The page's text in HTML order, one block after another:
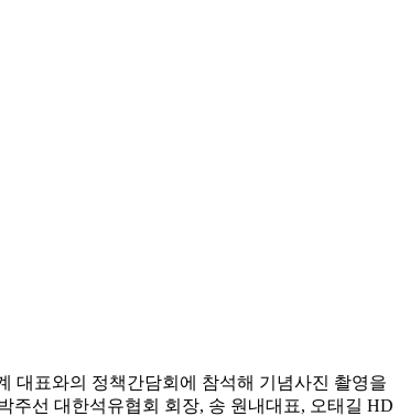
대표와의 정책간담회에 참석해 기념사진 촬영을
주선 대한석유협회 회장, 송 원내대표, 오태길 HD